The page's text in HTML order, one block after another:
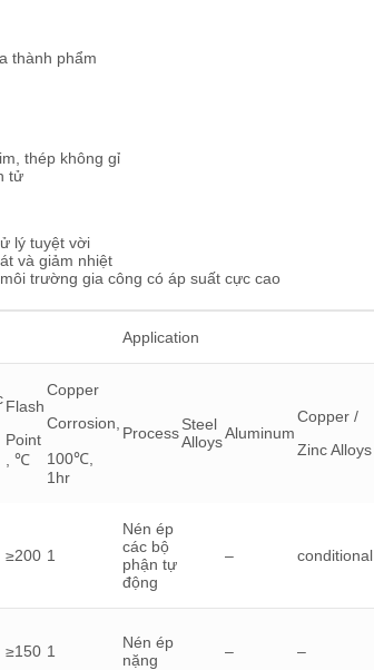
thành phẩm
thép không gỉ
tử
lý tuyệt vời
và giảm nhiệt
trường gia công có áp suất cực cao
Application
Flash
Point
, ℃
Copper
Corrosion,
100℃,
1hr
ProcessSteel
AlloysAluminum
Copper /
Zinc Alloys
≥200 1
Nén ép
các bộ
phận tự
động
– conditional
≥150 1
Nén ép
nặng
– –